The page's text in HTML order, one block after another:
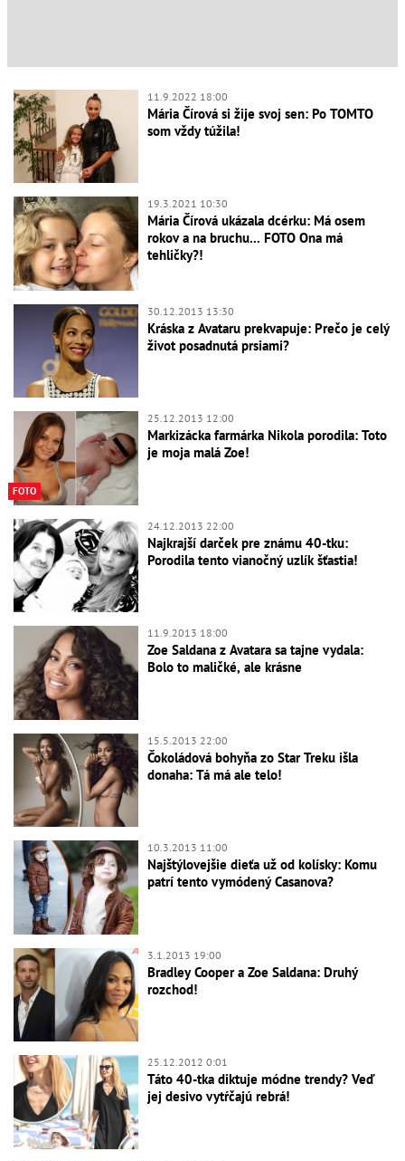
11.9.2022 18:00
Mária Čírová si žije svoj sen: Po TOMTO
som vždy túžila!
19.3.2021 10:30
Mária Čírová ukázala dcérku: Má osem
rokov a na bruchu... FOTO Ona má
tehličky?!
30.12.2013 13:30
Kráska z Avataru prekvapuje: Prečo je celý
život posadnutá prsiami?
FOTO
25.12.2013 12:00
Markizácka farmárka Nikola porodila: Toto
je moja malá Zoe!
24.12.2013 22:00
Najkrajší darček pre známu 40-tku:
Porodila tento vianočný uzlík šťastia!
11.9.2013 18:00
Zoe Saldana z Avatara sa tajne vydala:
Bolo to maličké, ale krásne
15.5.2013 22:00
Čokoládová bohyňa zo Star Treku išla
donaha: Tá má ale telo!
10.3.2013 11:00
Najštýlovejšie dieťa už od kolísky: Komu
patrí tento vymódený Casanova?
3.1.2013 19:00
Bradley Cooper a Zoe Saldana: Druhý
rozchod!
25.12.2012 0:01
Táto 40-tka diktuje módne trendy? Veď
jej desivo vytŕčajú rebrá!